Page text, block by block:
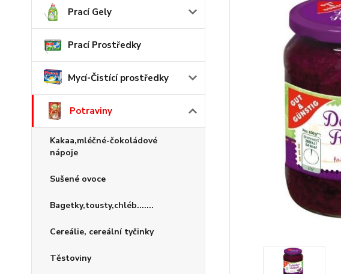
Prací Gely
Prací Prostředky
Mycí-Čistící prostředky
Potraviny
Kakaa,mléčné-čokoládové
nápoje
Sušené ovoce
Bagetky,tousty,chléb.......
Cereálie, cereální tyčinky
Těstoviny